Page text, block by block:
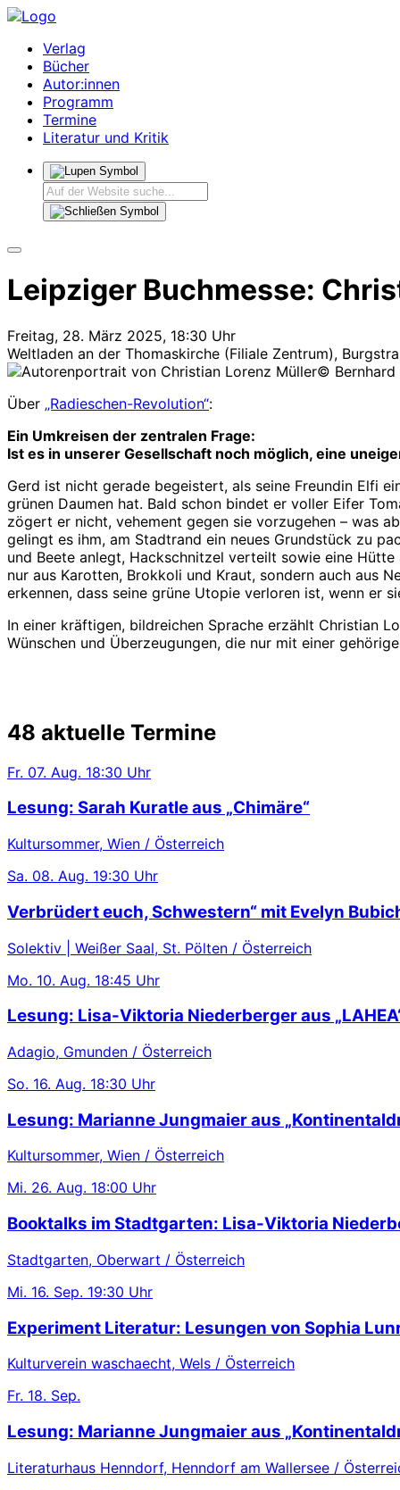
Verlag
Bücher
Autor:innen
Programm
Termine
Literatur und Kritik
Leipziger Buchmesse:
Freitag, 28. März 2025, 18:30 Uhr
Weltladen an der Thomaskirche (Filiale Zentrum),
© Bernhard
Über „Radieschen-Revolution“:
Ein Umkreisen der zentralen Frage:
Ist es in unserer Gesellschaft noch möglich, eine
Gerd ist nicht gerade begeistert, als seine Freundin Elfi
grünen Daumen hat. Bald schon bindet er voller Eifer
zögert er nicht, vehement gegen sie vorzugehen – was
gelingt es ihm, am Stadtrand ein neues Grundstück zu
und Beete anlegt, Hackschnitzel verteilt sowie eine
nur aus Karotten, Brokkoli und Kraut, sondern auch aus
erkennen, dass seine grüne Utopie verloren ist, wenn er
In einer kräftigen, bildreichen Sprache erzählt Christian
Wünschen und Überzeugungen, die nur mit einer
48 aktuelle Termine
Fr. 07. Aug. 18:30 Uhr
Lesung: Sarah Kuratle aus „Chimäre“
Kultursommer, Wien / Österreich
Sa. 08. Aug. 19:30 Uhr
Verbrüdert euch, Schwestern“ mit Evelyn
Solektiv | Weißer Saal, St. Pölten / Österreich
Mo. 10. Aug. 18:45 Uhr
Lesung: Lisa-Viktoria Niederberger aus
Adagio, Gmunden / Österreich
So. 16. Aug. 18:30 Uhr
Lesung: Marianne Jungmaier aus
Kultursommer, Wien / Österreich
Mi. 26. Aug. 18:00 Uhr
Booktalks im Stadtgarten: Lisa-Viktoria
Stadtgarten, Oberwart / Österreich
Mi. 16. Sep. 19:30 Uhr
Experiment Literatur: Lesungen von Sophia
Kulturverein waschaecht, Wels / Österreich
Fr. 18. Sep.
Lesung: Marianne Jungmaier aus
Literaturhaus Henndorf, Henndorf am Wallersee /